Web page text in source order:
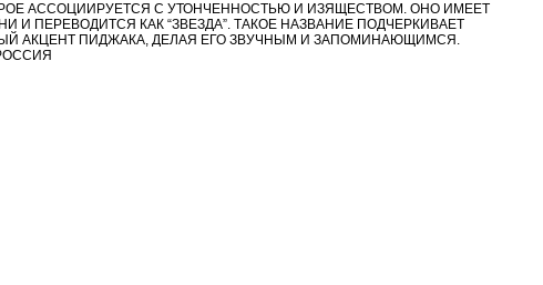
АССОЦИИРУЕТСЯ С УТОНЧЕННОСТЬЮ И ИЗЯЩЕСТВОМ. ОНО ИМЕЕТ
И ПЕРЕВОДИТСЯ КАК “ЗВЕЗДА”. ТАКОЕ НАЗВАНИЕ ПОДЧЕРКИВАЕТ
АКЦЕНТ ПИДЖАКА, ДЕЛАЯ ЕГО ЗВУЧНЫМ И ЗАПОМИНАЮЩИМСЯ.